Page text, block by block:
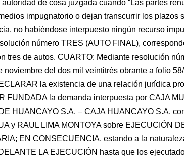
de cosa juzgada cuando “Las partes
impugnatorio o dejan transcurrir los plazos
no habiéndose interpuesto ningún recurso
número TRES (AUTO FINAL),
tres de autos. CUARTO: Mediante resolución
noviembre del dos mil veintitrés obrante a folio
la existencia de una relación jurídica
FUNDADA la demanda interpuesta por CAJA
HUANCAYO S.A. – CAJA HUANCAYO S.A.
y RAUL LIMA MONTOYA sobre EJECUCIÓN
EN CONSECUENCIA, estando a la
LA EJECUCIÓN hasta que los